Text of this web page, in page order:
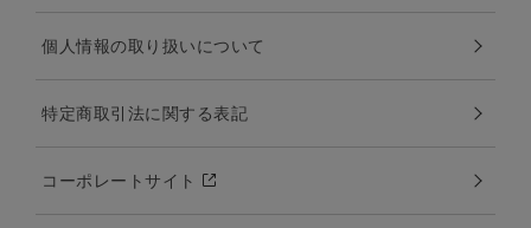
個人情報の取り扱いについて
特定商取引法に関する表記
コーポレートサイト